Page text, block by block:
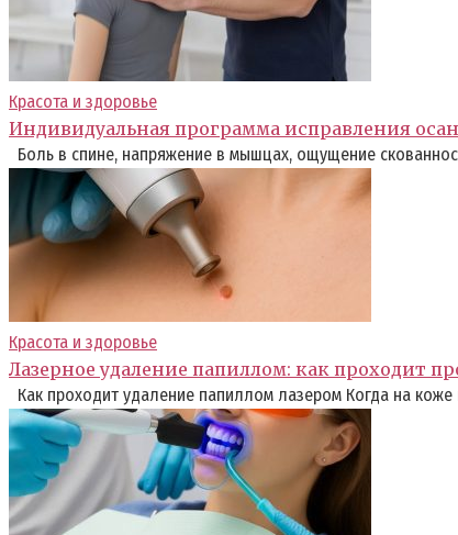
Красота и здоровье
Индивидуальная программа исправления
Боль в спине, напряжение в мышцах, ощущение
Красота и здоровье
Лазерное удаление папиллом: как проходит
Как проходит удаление папиллом лазером Когда на